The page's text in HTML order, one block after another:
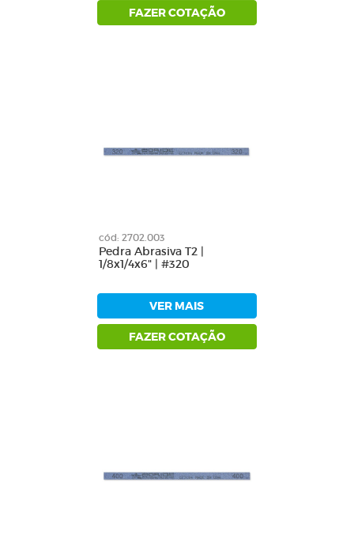
FAZER COTAÇÃO
cód: 2702.003
Pedra Abrasiva T2 |
1/8x1/4x6" | #320
VER MAIS
FAZER COTAÇÃO